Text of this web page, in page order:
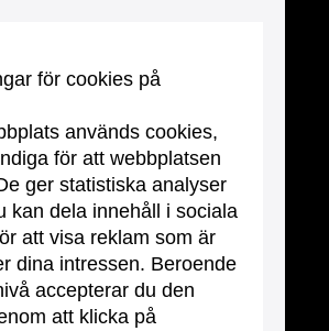
för cookies på
används cookies,
för att webbplatsen
ger statistiska analyser
kan dela innehåll i sociala
att visa reklam som är
dina intressen. Beroende
accepterar du den
att klicka på